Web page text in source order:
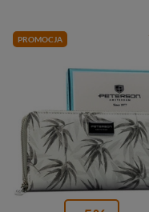
PROMOCJA